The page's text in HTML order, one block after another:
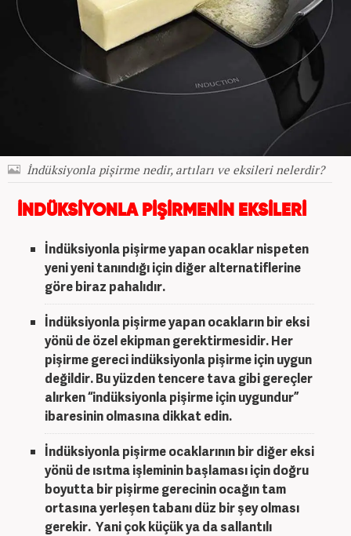
İndüksiyonla pişirme nedir, artıları ve eksileri nelerdir?
İNDÜKSİYONLA PİŞİRMENİN EKSİLERİ
İndüksiyonla pişirmeyapan ocaklar nispeten
yeni yeni tanındığı için diğer alternatiflerine
göre biraz pahalıdır.
İndüksiyonla pişirmeyapan ocakların bir eksi
yönü de özel ekipman gerektirmesidir. Her
pişirme gereciindüksiyonla pişirmeiçin uygun
değildir. Bu yüzden tencere tava gibi gereçler
alırken “indüksiyonla pişirmeiçin uygundur”
ibaresinin olmasına dikkat edin.
İndüksiyonla pişirmeocaklarının bir diğer eksi
yönü de ısıtma işleminin başlaması için doğru
boyutta bir pişirme gerecinin ocağın tam
ortasına yerleşen tabanı düz bir şey olması
gerekir. Yani çok küçük ya da sallantılı